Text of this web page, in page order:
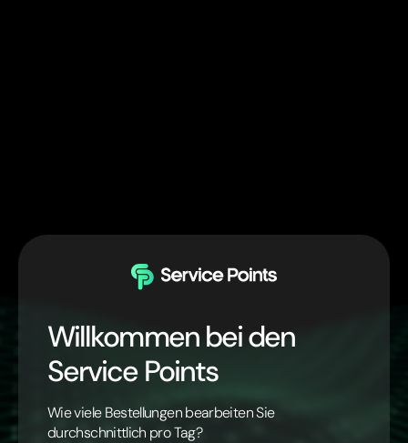
Willkommen bei den
Service Points
Wie viele Bestellungen bearbeiten Sie
durchschnittlich pro Tag?